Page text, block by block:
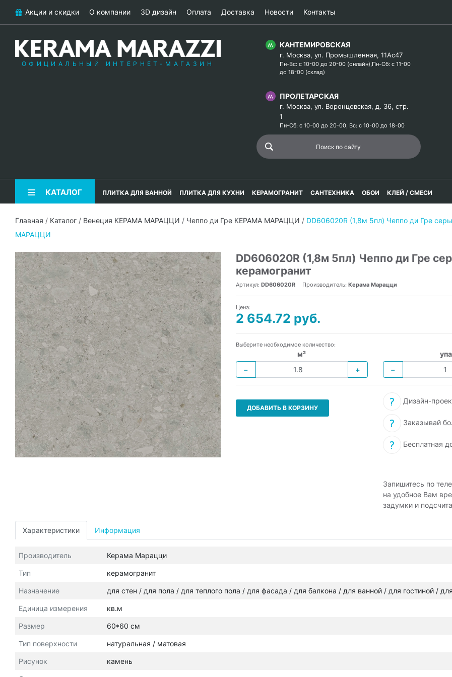
Акции и скидки О компании 3D дизайн Оплата Доставка Новости Контакты
ОФИЦИАЛЬНЫЙ ИНТЕРНЕТ-МАГАЗИН
КАНТЕМИРОВСКАЯ
г. Москва, ул. Промышленная, 11Ас47
Пн-Вс: с 10-00 до 20-00 (онлайн),Пн-Сб: с 11-00
до 18-00 (склад)
ПРОЛЕТАРСКАЯ
г. Москва, ул. Воронцовская, д. 36, стр.
1
Пн-Сб: с 10-00 до 20-00, Вс: с 10-00 до 18-00
КАТАЛОГ ПЛИТКА ДЛЯ ВАННОЙ ПЛИТКА ДЛЯ КУХНИ КЕРАМОГРАНИТ САНТЕХНИКА ОБОИ КЛЕЙ / СМЕСИ
Главная / Каталог / Венеция КЕРАМА МАРАЦЦИ / Чеппо ди Гре КЕРАМА МАРАЦЦИ / DD606020R (1,8м 5пл) Чеппо ди Гре
МАРАЦЦИ
DD606020R (1,8м 5пл) Чеппо ди Гре
керамогранит
Артикул: DD606020R Производитель: Керама Марацци
Цена:
2 654.72 руб.
Выберите необходимое количество:
м²
−
+
−
ДОБАВИТЬ В КОРЗИНУ
Дизайн-
Заказывай
Бесплатная
Запишитесь по
на удобное Вам
задумки и
Характеристики Информация
Производитель Керама Марацци
Тип керамогранит
Назначение для стен / для пола / для теплого пола / для фасада / для балкона / для ванной / для гостиной /
Единица измерения кв.м
Размер 60*60 см
Тип поверхности натуральная / матовая
Рисунок камень